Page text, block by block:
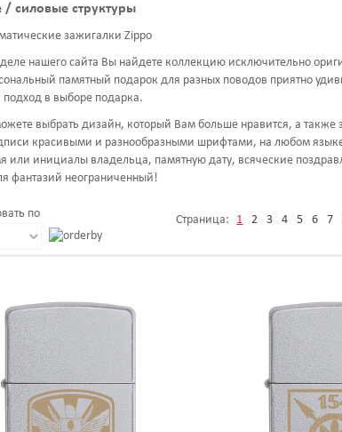
/ силовые структуры
зажигалки Zippo
нашего сайта Вы найдете коллекцию исключительно
памятный подарок для разных поводов приятно
в выборе подарка.
выбрать дизайн, который Вам больше нравится, а также
красивыми и разнообразными шрифтами, на любом
или инициалы владельца, памятную дату, всяческие
фантазий неограниченный!
по Страница: 1 2 3 4 5 6 7